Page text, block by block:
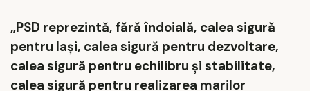
„PSD reprezintă, fără îndoială, calea sigură
pentru Iași, calea sigură pentru dezvoltare,
calea sigură pentru echilibru și stabilitate,
calea sigură pentru realizarea marilor